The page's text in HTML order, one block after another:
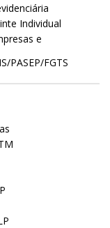
Individual
e
PASEP/FGTS